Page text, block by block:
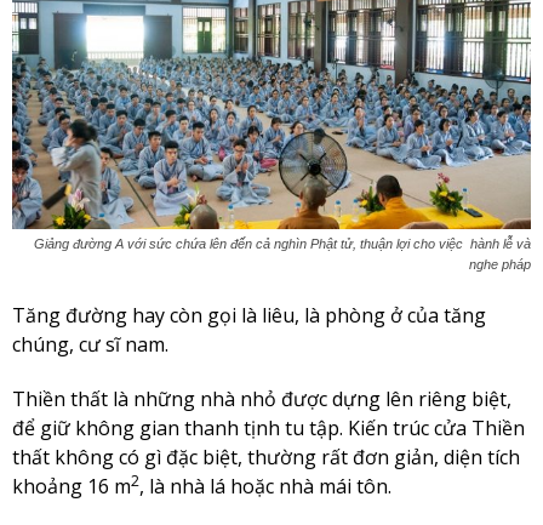
Giảng đường A với sức chứa lên đến cả nghìn Phật tử, thuận lợi cho việc hành lễ và
nghe pháp
Tăng đường hay còn gọi là liêu, là phòng ở của tăng
chúng, cư sĩ nam.
Thiền thất là những nhà nhỏ được dựng lên riêng biệt,
để giữ không gian thanh tịnh tu tập. Kiến trúc cửa Thiền
thất không có gì đặc biệt, thường rất đơn giản, diện tích
khoảng 16 m2, là nhà lá hoặc nhà mái tôn.